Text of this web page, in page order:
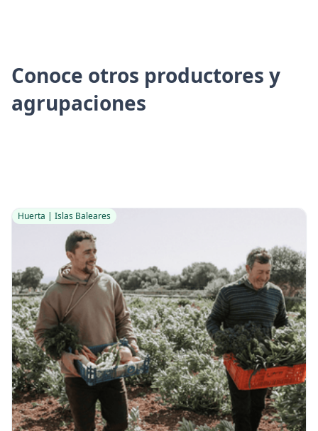
Conoce otros productores y
agrupaciones
Huerta | Islas Baleares